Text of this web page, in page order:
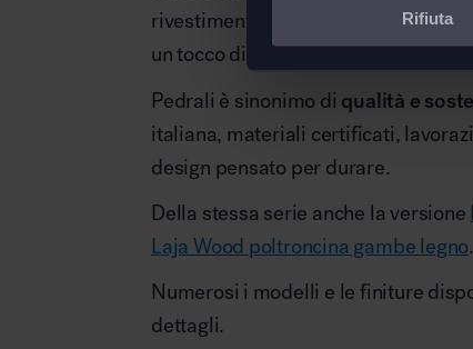
Rifiuta
rivestimento oppure proposta in un
un tocco di luce e modernità.
Pedrali è sinonimo di qualità e
italiana, materiali certificati,
design pensato per durare.
Della stessa serie anche la versione
Laja Wood poltroncina gambe legno.
Numerosi i modelli e le finiture
dettagli.